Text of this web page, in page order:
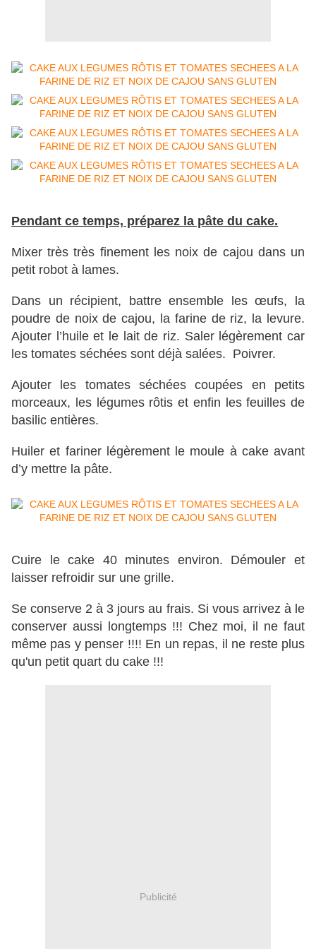
Pendant ce temps, préparez la pâte du cake.
Mixer très très finement les noix de cajou dans un
petit robot à lames.
Dans un récipient, battre ensemble les œufs, la
poudre de noix de cajou, la farine de riz, la levure.
Ajouter l’huile et le lait de riz. Saler légèrement car
les tomates séchées sont déjà salées. Poivrer.
Ajouter les tomates séchées coupées en petits
morceaux, les légumes rôtis et enfin les feuilles de
basilic entières.
Huiler et fariner légèrement le moule à cake avant
d’y mettre la pâte.
Cuire le cake 40 minutes environ. Démouler et
laisser refroidir sur une grille.
Se conserve 2 à 3 jours au frais. Si vous arrivez à le
conserver aussi longtemps !!! Chez moi, il ne faut
même pas y penser !!!! En un repas, il ne reste plus
qu'un petit quart du cake !!!
Publicité